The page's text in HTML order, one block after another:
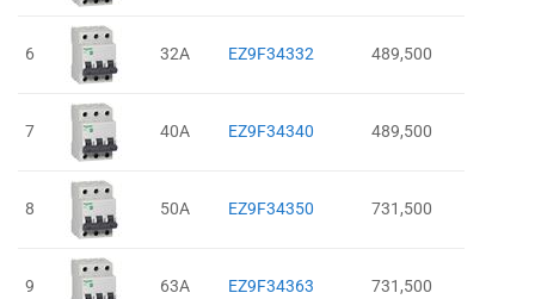
6 32A EZ9F34332 489,500
7 40A EZ9F34340 489,500
8 50A EZ9F34350 731,500
9 63A EZ9F34363 731,500